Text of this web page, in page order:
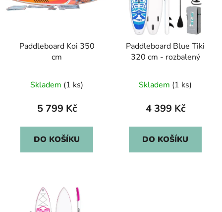
Paddleboard Koi 350
cm
Skladem (1 ks)
5 799 Kč
DO KOŠÍKU
Paddleboard Blue Tiki
320 cm - rozbalený
Skladem (1 ks)
4 399 Kč
DO KOŠÍKU